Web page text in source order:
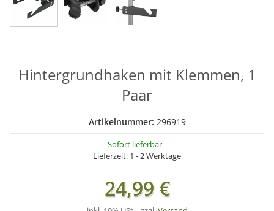
Hintergrundhaken mit Klemmen, 1
Paar
Artikelnummer: 296919
Sofort lieferbar
Lieferzeit: 1 - 2 Werktage
24,99 €